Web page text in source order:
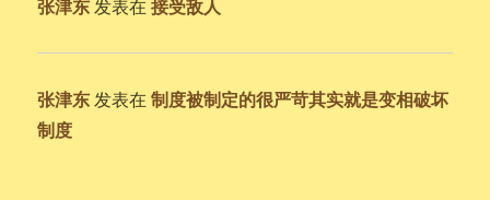
张津东 发表在接受敌人
张津东 发表在制度被制定的很严苛其实就是变相破坏
制度